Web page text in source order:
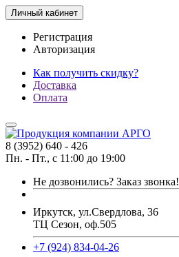
Личный кабинет
Регистрация
Авторизация
Как получить скидку?
Доставка
Оплата
8 (3952) 640 - 426
Пн. - Пт., с 11:00 до 19:00
Не дозвонились? Заказ звонка!
Иркутск, ул.Свердлова, 36
ТЦ Сезон, оф.505
+7 (924) 834-04-26